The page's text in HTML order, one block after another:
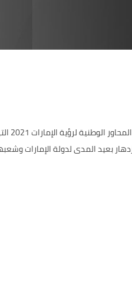
بعيد المدى لدولة الإمارات